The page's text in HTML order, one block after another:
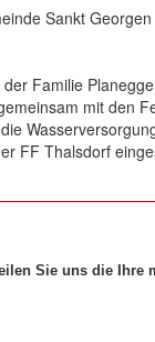
Sankt
Familie
mit den
FF Thalsdorf
Sie uns die Ihre